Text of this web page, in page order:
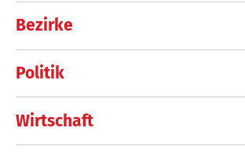
Bezirke
Politik
Wirtschaft